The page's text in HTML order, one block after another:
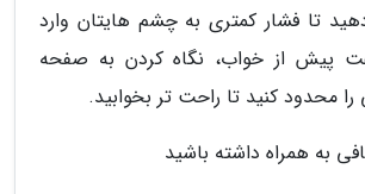
تا فشار کمتری به چشم هایتان وارد
پیش از خواب، نگاه کردن به صفحه
را محدود کنید تا راحت تر بخوابید.
به همراه داشته باشید